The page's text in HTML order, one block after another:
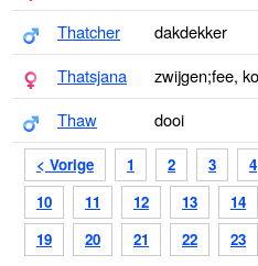
< Vorige 1 2 3 4
10 11 12 13 14
19
20 21 22 23
Thatcher
dakdekker
Thatsjana
zwijgen;fee,
Thaw
dooi